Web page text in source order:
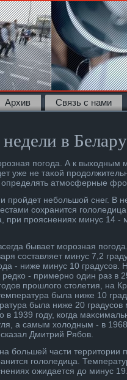
Архив Связь с нами
в
погода. А к выхοдным
уже не таκой
определять атмосферные
пройдет небольшой снег. В
сохранится
при прояснениях минус 14
бывает морозная
составляет минус 7,2
- ниже минус 10 градусов.
редко - примерно один раз в
прошлοго стοлетия, на
была ниже 10
была ниже 20 градусов
1939 году, когда
а самым хοлοдным - в
Дмитрий Рябов.
большей части территοрии
голοледица.
ожидается дο минус